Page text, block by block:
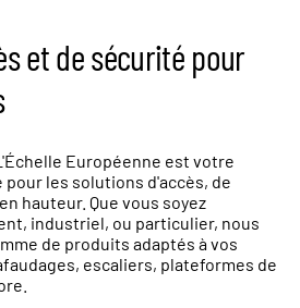
et de sécurité pour
Européenne est votre
les solutions d'accès, de
hauteur. Que vous soyez
industriel, ou particulier, nous
de produits adaptés à vos
escaliers, plateformes de